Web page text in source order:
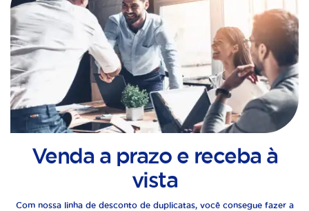
Venda a prazo e receba à
vista
Com nossa linha de desconto de duplicatas, você consegue fazer a